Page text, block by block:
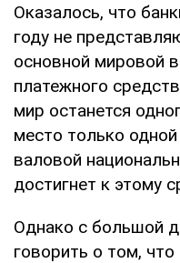
Оказалось, что
году не
основной мировой
платежного
мир останется
место только
валовой
достигнет к этому
Однако с большой
говорить о том,